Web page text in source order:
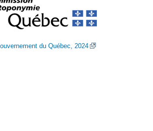
du Québec, 2024